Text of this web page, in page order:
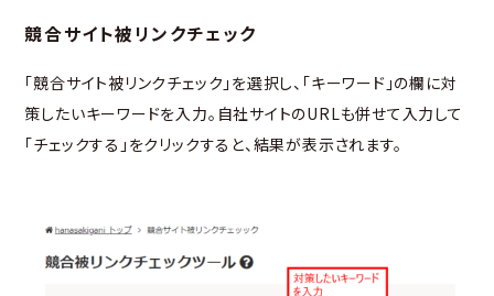
競合サイト被リンクチェック
「競合サイト被リンクチェック」を選択し、「キーワード」の欄に対
策したいキーワードを入力。自社サイトのURLも併せて入力して
「チェックする」をクリックすると、結果が表示されます。